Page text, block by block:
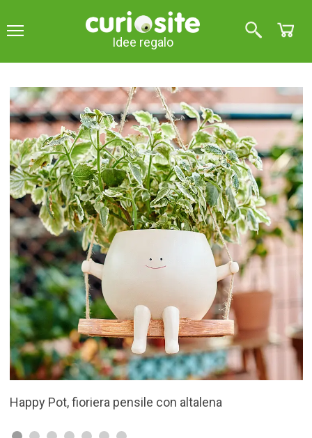
Idee regalo
Regalo originale per gli amanti delle piante